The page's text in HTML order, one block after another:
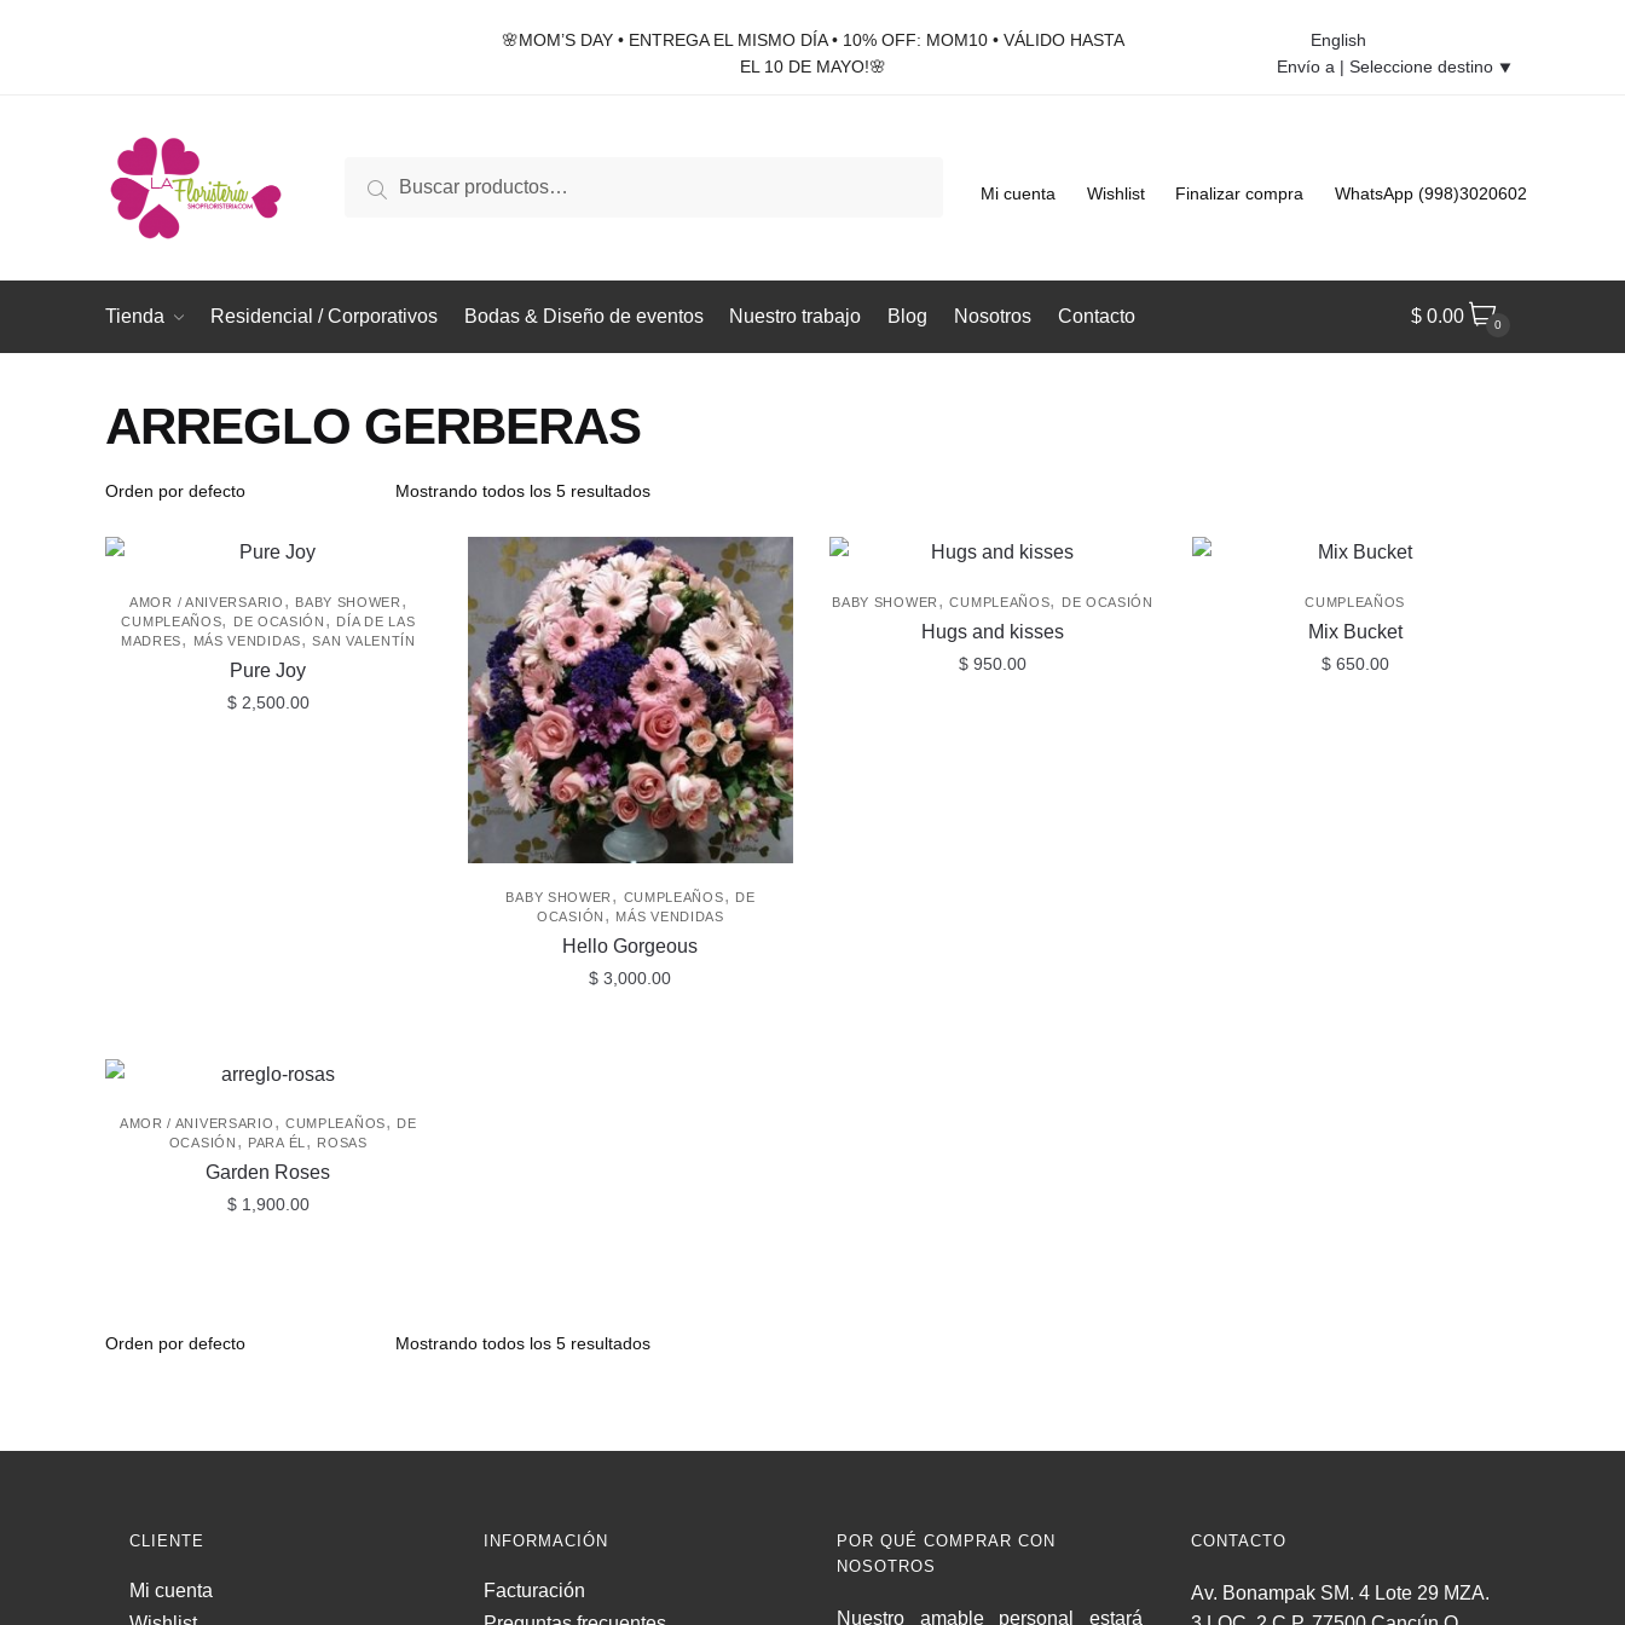
🌸MOM’S DAY • ENTREGA EL MISMO DÍA • 10% OFF: MOM10 • VÁLIDO HASTA
EL 10 DE MAYO!🌸
English
Envío a | Seleccione destino ⯆
por:
Buscar Mi cuenta Wishlist Finalizar compra WhatsApp (998)3020602
Tienda Residencial / Corporativos Bodas & Diseño de eventos Nuestro trabajo Blog Nosotros Contacto $ 0.00 0
ARREGLO GERBERAS
Mostrando todos los 5 resultados
AMOR / ANIVERSARIO , BABY SHOWER ,
CUMPLEAÑOS, DE OCASIÓN , DÍA DE LAS
MADRES, MÁS VENDIDAS,SAN VALENTÍN
Pure Joy
$2,500.00
BABY SHOWER , CUMPLEAÑOS,
DE
OCASIÓN , MÁS VENDIDAS
Hello Gorgeous
$ 3,000.00
BABY SHOWER ,CUMPLEAÑOS, DE OCASIÓN
Hugs and kisses
$ 950.00
CUMPLEAÑOS
Mix Bucket
$650.00
AMOR / ANIVERSARIO , CUMPLEAÑOS,
DE
OCASIÓN , PARA ÉL, ROSAS
Garden Roses
$1,900.00
Mostrando todos los 5 resultados
CLIENTE
Mi cuenta
INFORMACIÓN
Facturación
POR QUÉ COMPRAR CON
NOSOTROS
Nuestro amable personal estará
CONTACTO
Av. Bonampak SM. 4 Lote 29 MZA.